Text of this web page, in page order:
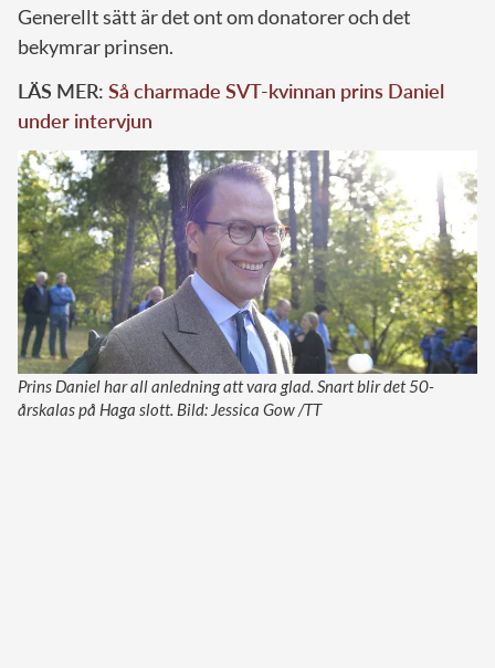
Generellt sätt är det ont om donatorer och det
bekymrar prinsen.
LÄS MER: Så charmade SVT-kvinnan prins Daniel
under intervjun
Prins Daniel har all anledning att vara glad. Snart blir det 50-
årskalas på Haga slott. Bild: Jessica Gow /TT